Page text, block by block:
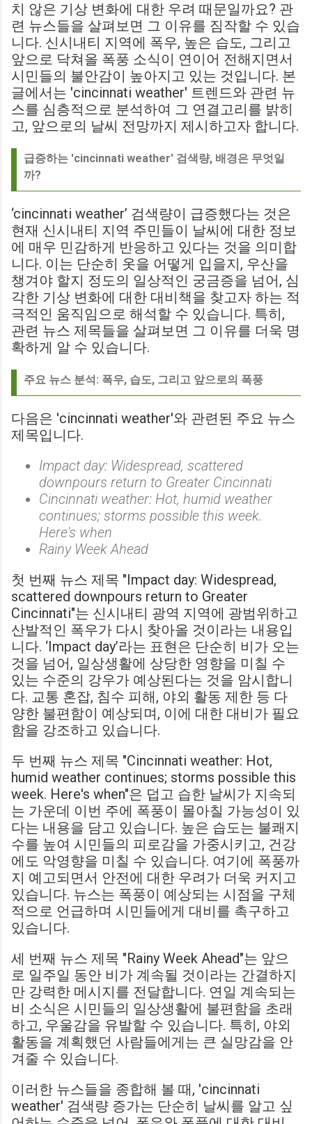
다. ...
치 않은 기상 변화에 대한 우려 때문일까요? 관
련 뉴스들을 살펴보면 그 이유를 짐작할 수 있습
니다. 신시내티 지역에 폭우, 높은 습도, 그리고
앞으로 닥쳐올 폭풍 소식이 연이어 전해지면서
시민들의 불안감이 높아지고 있는 것입니다. 본
글에서는 'cincinnati weather' 트렌드와 관련 뉴
스를 심층적으로 분석하여 그 연결고리를 밝히
고, 앞으로의 날씨 전망까지 제시하고자 합니다.
급증하는 'cincinnati weather' 검색량, 배경은 무엇일
까?
‘cincinnati weather’ 검색량이 급증했다는 것은
현재 신시내티 지역 주민들이 날씨에 대한 정보
에 매우 민감하게 반응하고 있다는 것을 의미합
니다. 이는 단순히 옷을 어떻게 입을지, 우산을
챙겨야 할지 정도의 일상적인 궁금증을 넘어, 심
각한 기상 변화에 대한 대비책을 찾고자 하는 적
극적인 움직임으로 해석할 수 있습니다. 특히,
관련 뉴스 제목들을 살펴보면 그 이유를 더욱 명
확하게 알 수 있습니다.
주요 뉴스 분석: 폭우, 습도, 그리고 앞으로의 폭풍
다음은 'cincinnati weather'와 관련된 주요 뉴스
제목입니다.
Impact day: Widespread, scattered
downpours return to Greater Cincinnati
Cincinnati weather: Hot, humid weather
continues; storms possible this week.
Here's when
Rainy Week Ahead
첫 번째 뉴스 제목 "Impact day: Widespread,
scattered downpours return to Greater
Cincinnati"는 신시내티 광역 지역에 광범위하고
산발적인 폭우가 다시 찾아올 것이라는 내용입
니다. ‘Impact day’라는 표현은 단순히 비가 오는
것을 넘어, 일상생활에 상당한 영향을 미칠 수
있는 수준의 강우가 예상된다는 것을 암시합니
다. 교통 혼잡, 침수 피해, 야외 활동 제한 등 다
양한 불편함이 예상되며, 이에 대한 대비가 필요
함을 강조하고 있습니다.
두 번째 뉴스 제목 "Cincinnati weather: Hot,
humid weather continues; storms possible this
week. Here's when"은 덥고 습한 날씨가 지속되
는 가운데 이번 주에 폭풍이 몰아칠 가능성이 있
다는 내용을 담고 있습니다. 높은 습도는 불쾌지
수를 높여 시민들의 피로감을 가중시키고, 건강
에도 악영향을 미칠 수 있습니다. 여기에 폭풍까
지 예고되면서 안전에 대한 우려가 더욱 커지고
있습니다. 뉴스는 폭풍이 예상되는 시점을 구체
적으로 언급하며 시민들에게 대비를 촉구하고
있습니다.
세 번째 뉴스 제목 "Rainy Week Ahead"는 앞으
로 일주일 동안 비가 계속될 것이라는 간결하지
만 강력한 메시지를 전달합니다. 연일 계속되는
비 소식은 시민들의 일상생활에 불편함을 초래
하고, 우울감을 유발할 수 있습니다. 특히, 야외
활동을 계획했던 사람들에게는 큰 실망감을 안
겨줄 수 있습니다.
이러한 뉴스들을 종합해 볼 때, 'cincinnati
weather' 검색량 증가는 단순히 날씨를 알고 싶